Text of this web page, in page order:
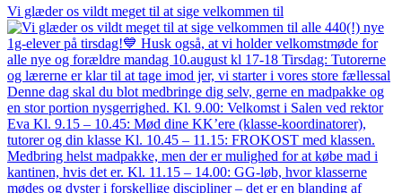
Vi glæder os vildt meget til at sige velkommen til